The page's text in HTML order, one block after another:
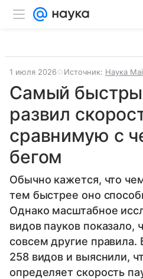
1 июля 2026 Источник: Наука
Самый
развил
сравнимую с
бегом
Обычно кажется, что
тем быстрее оно
Однако масштабное
видов пауков показало,
совсем другие правила.
258 видов и выяснили,
определяет скорость